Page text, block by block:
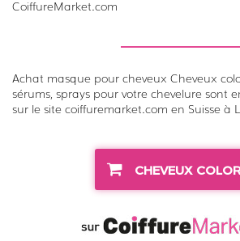
CoiffureMarket.com
Achat masque pour cheveux Cheveux
sérums, sprays pour votre chevelure sont
sur le site coiffuremarket.com en Suisse à
CHEVEUX